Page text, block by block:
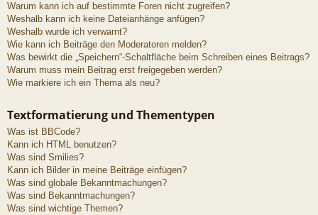
Warum kann ich auf bestimmte Foren nicht zugreifen?
Weshalb kann ich keine Dateianhänge anfügen?
Weshalb wurde ich verwarnt?
Wie kann ich Beiträge den Moderatoren melden?
Was bewirkt die „Speichern“-Schaltfläche beim Schreiben eines Beitrags?
Warum muss mein Beitrag erst freigegeben werden?
Wie markiere ich ein Thema als neu?
Textformatierung und Thementypen
Was ist BBCode?
Kann ich HTML benutzen?
Was sind Smilies?
Kann ich Bilder in meine Beiträge einfügen?
Was sind globale Bekanntmachungen?
Was sind Bekanntmachungen?
Was sind wichtige Themen?